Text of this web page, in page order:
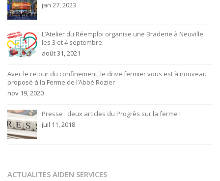
jan 27, 2023
L’Atelier du Réemploi organise une Braderie à Neuville
les 3 et 4 septembre.
août 31, 2021
Avec le retour du confinement, le drive fermier vous est à nouveau
proposé à la Ferme de l’Abbé Rozier
nov 19, 2020
Presse : deux articles du Progrès sur la ferme !
juil 11, 2018
ACTUALITES AIDEN SERVICES